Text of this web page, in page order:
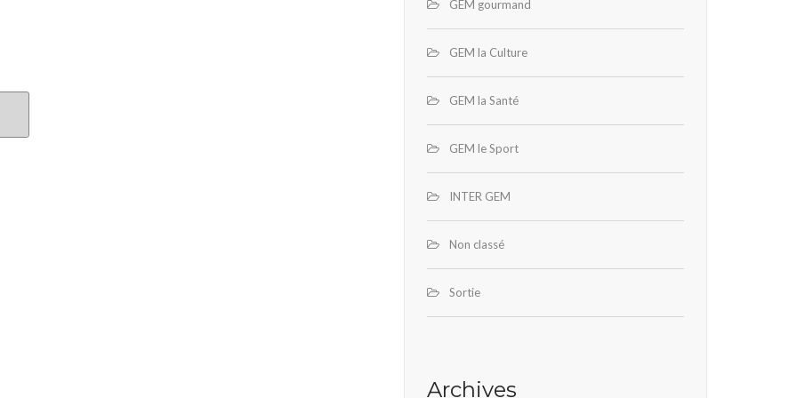
GEM gourmand
GEM la Culture
GEM la Santé
GEM le Sport
INTER GEM
Non classé
Sortie
Archives